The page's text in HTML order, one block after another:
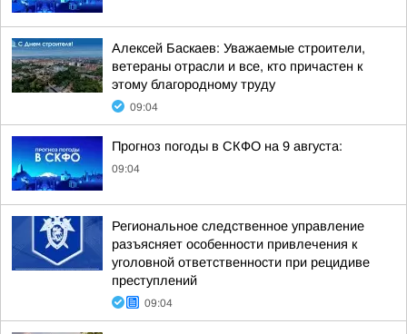
Алексей Баскаев: Уважаемые строители,
ветераны отрасли и все, кто причастен к
этому благородному труду
09:04
Прогноз погоды в СКФО на 9 августа:
09:04
Региональное следственное управление
разъясняет особенности привлечения к
уголовной ответственности при рецидиве
преступлений
09:04